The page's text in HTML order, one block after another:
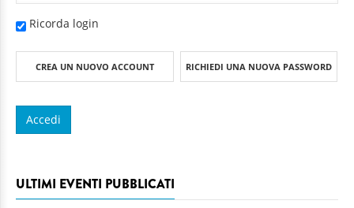
Ricorda login
CREA UN NUOVO ACCOUNT RICHIEDI UNA NUOVA PASSWORD
ULTIMI EVENTI PUBBLICATI